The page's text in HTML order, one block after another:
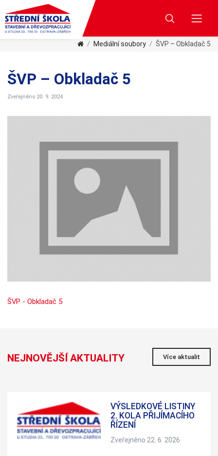
Mediální soubory ŠVP – Obkladač 5
ŠVP – Obkladač 5
Zveřejněno 20. 9. 2024
ŠVP - Obkladač 5
NEJNOVĚJŠÍ AKTUALITY Více aktualit
VÝSLEDKOVÉ LISTINY
2. KOLA PŘIJÍMACÍHO
ŘÍZENÍ
Zveřejněno 22. 6. 2026
Nezbytné
soubory
cookie
nezbytné
Statistiky
stránek na
základě
toho, jak se
webové
používají.